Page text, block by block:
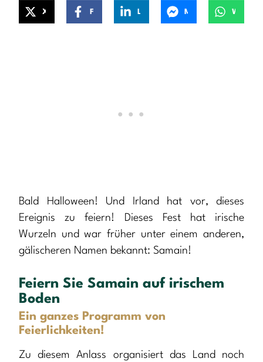
Bald Halloween! Und Irland hat vor, dieses
Ereignis zu feiern! Dieses Fest hat irische
Wurzeln und war früher unter einem anderen,
gälischeren Namen bekannt: Samain!
Feiern Sie Samain auf irischem
Boden
Ein ganzes Programm von
Feierlichkeiten!
Zu diesem Anlass organisiert das Land noch